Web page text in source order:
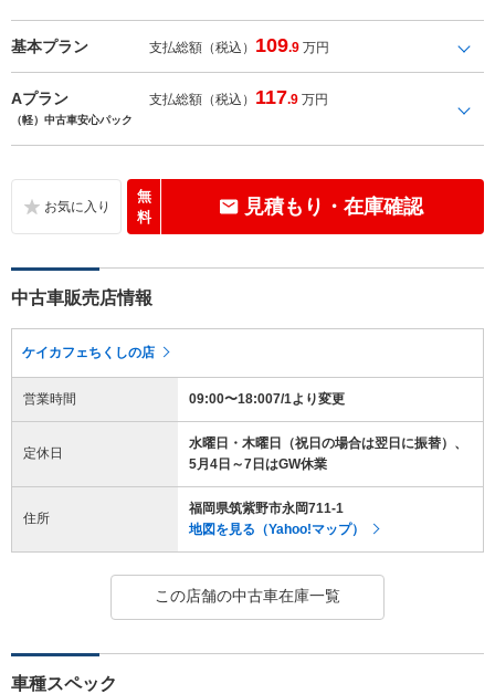
基本プラン 支払総額（税込） 109.9 万円
Aプラン 支払総額（税込） 117.9 万円
（軽）中古車安心パック
無
料
見積もり・在庫確認
中古車販売店情報
ケイカフェちくしの店
営業時間 09:00〜18:007/1より変更
定休日
水曜日・木曜日（祝日の場合は翌日に振替）、
5月4日～7日はGW休業
住所
福岡県筑紫野市永岡711-1
地図を見る（Yahoo!マップ）
この店舗の中古車在庫一覧
車種スペック